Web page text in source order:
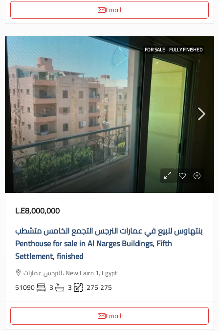
Email
FOR SALE FULLY FINISHED
L.E8,000,000
بنتهاوس للبيع في عمارات النرجس التجمع الخامس متشطب
Penthouse for sale in Al Narges Buildings, Fifth
Settlement, finished
النرجس عمارات، New Cairo 1, Egypt
51090 3 3 275 275
Email